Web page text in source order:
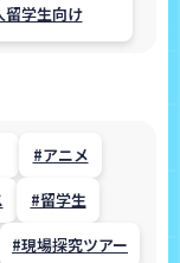
留学生向け
#アニメ
#留学生
#現場探究ツアー